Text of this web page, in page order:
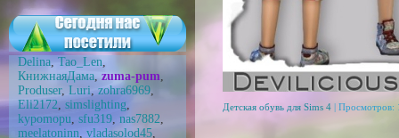
Delina,Tao_Len,
КнижнаяДама, zuma-pum,
Produser, Luri, zohra6969,
Eli2172, simslighting,
kypomopu, sfu319, nas7882,
meelatoninn, vladasolod45,
Детская обувь для Sims 4| Просмотров: